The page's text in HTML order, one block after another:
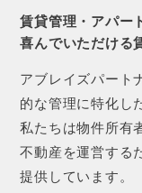
賃貸管理・アパー
喜んでいただける
アブレイズパート
的な管理に特化し
私たちは物件所有
不動産を運営する
提供しています。